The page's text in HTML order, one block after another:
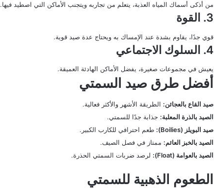
من أذكى أسماك المياه العذبة، يتعلم من تجاربه ويتجنب الأماكن التي اصطيد فيها.
3. القوة
قوي جدًا، يقاوم بشدة عند الإمساك به ويحتاج عدة صيد قوية.
4. السلوك الاجتماعي
يعيش في مجموعات صغيرة، يفضل الأماكن الهادئة العميقة.
أفضل طرق صيد السمتي
صيد القاع بالعجائن: الطريقة الأشهر والأكثر فعالية.
الصيد بالذرة المعلبة: جذابة جدًا للسمتي.
صيد البويلز (Boilies):
طعم احترافي للكارب الكبير.
الصيد بالخبز العائم: ممتاز في فصل الصيف.
الصيد بالعوامة (Float):
لرصد ضربات السمتي الحذرة.
الطعوم الذهبية للسمتي